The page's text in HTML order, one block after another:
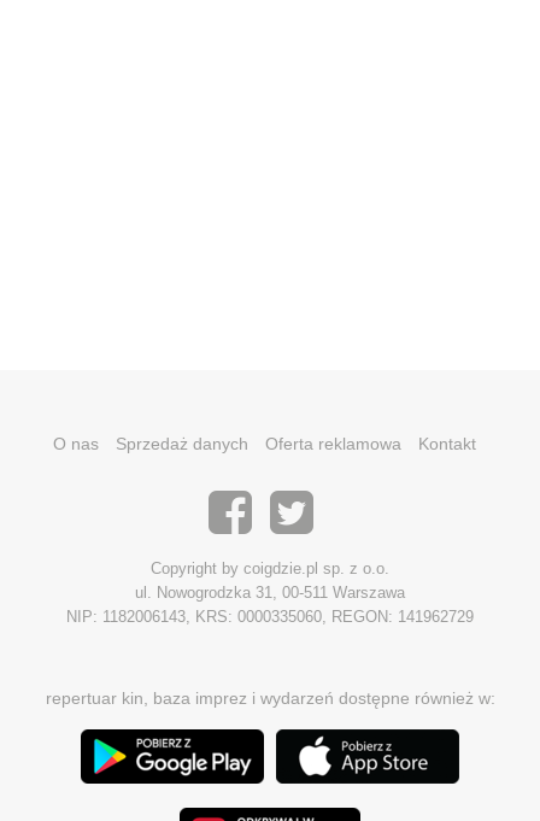
O nas Sprzedaż danych Oferta reklamowa Kontakt
Copyright by coigdzie.pl sp. z o.o.
ul. Nowogrodzka 31, 00-511 Warszawa
NIP: 1182006143, KRS: 0000335060, REGON: 141962729
repertuar kin, baza imprez i wydarzeń dostępne również w: